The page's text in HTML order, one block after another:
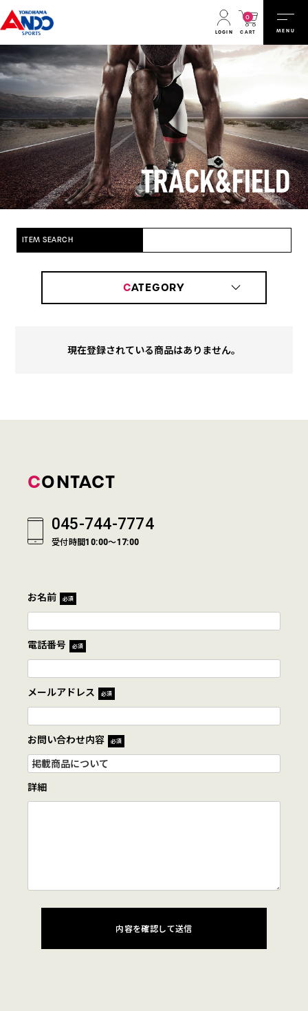
LOGIN CART
0
MENU
ITEM SEARCH
CATEGORY
現在登録されている商品はありません。
CONTACT
045-744-7774
受付時間10:00～17:00
お名前 必須
電話番号 必須
メールアドレス 必須
お問い合わせ内容 必須
詳細